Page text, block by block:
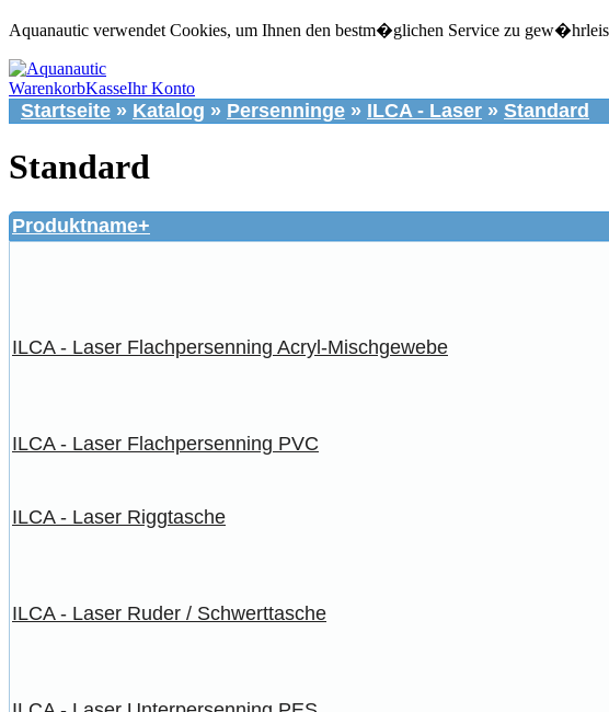
Aquanautic verwendet Cookies, um Ihnen den bestm�glichen Service zu
WarenkorbKasseIhr Konto
Startseite » Katalog » Persenninge » ILCA - Laser » Standard
Standard
Produktname+
ILCA - Laser Flachpersenning Acryl-Mischgewebe
ILCA - Laser Flachpersenning PVC
ILCA - Laser Riggtasche
ILCA - Laser Ruder / Schwerttasche